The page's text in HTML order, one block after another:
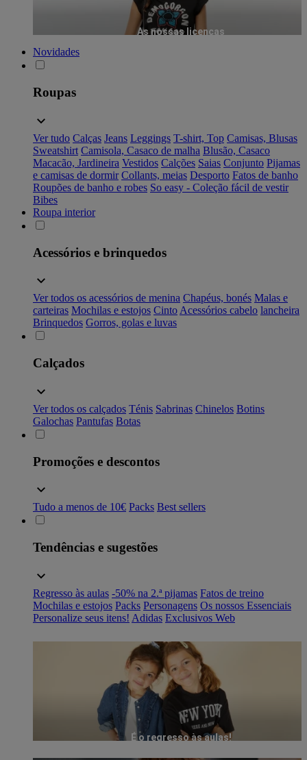
As nossas licenças
Novidades
Roupas
Ver tudo Calças Jeans Leggings T-shirt, Top Camisas, Blusas
Sweatshirt Camisola, Casaco de malha Blusão, Casaco
Macacão, Jardineira Vestidos Calções Saias Conjunto Pijamas
e camisas de dormir Collants, meias Desporto Fatos de banho
Roupões de banho e robes So easy - Coleção fácil de vestir
Bibes
Roupa interior
Acessórios e brinquedos
Ver todos os acessórios de menina Chapéus, bonés Malas e
carteiras Mochilas e estojos Cinto Acessórios cabelo lancheira
Brinquedos Gorros, golas e luvas
Calçados
Ver todos os calçados Ténis Sabrinas Chinelos Botins
Galochas Pantufas Botas
Promoções e descontos
Tudo a menos de 10€ Packs Best sellers
Tendências e sugestões
Regresso às aulas -50% na 2.ª pijamas Fatos de treino
Mochilas e estojos Packs Personagens Os nossos Essenciais
Personalize seus itens! Adidas Exclusivos Web
É o regresso às aulas!